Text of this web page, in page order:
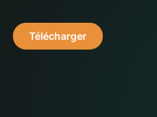
Télécharger